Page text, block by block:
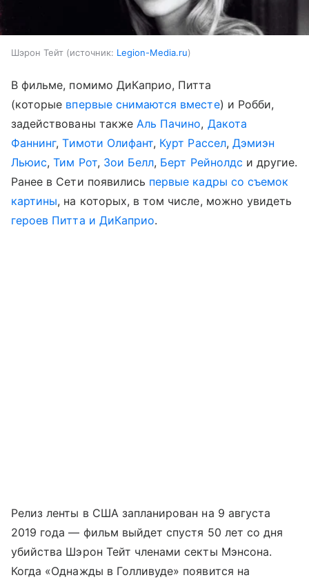
Шэрон Тейт источник: Legion-Media.ru
В фильме, помимо ДиКаприо, Питта
(которые впервые снимаются вместе) и Робби,
задействованы также Аль Пачино, Дакота
Фаннинг,Тимоти Олифант, Курт Рассел, Дэмиэн
Льюис,Тим Рот, Зои Белл, Берт Рейнолдс и другие.
Ранее в Сети появились первые кадры со съемок
картины, на которых, в том числе, можно увидеть
героев Питта и ДиКаприо.
Релиз ленты в США запланирован на 9 августа
2019 года — фильм выйдет спустя 50 лет со дня
убийства Шэрон Тейт членами секты Мэнсона.
Когда «Однажды в Голливуде» появится на